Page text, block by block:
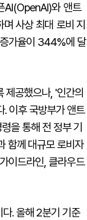
AI(OpenAI)와 앤트
사상 최대 로비 지
가율이 344%에 달
제공했으나, '인간의
이후 국방부가 앤트
을 통해 전 정부 기
함께 대규모 로비자
이드라인, 클라우드
. 올해 2분기 기준